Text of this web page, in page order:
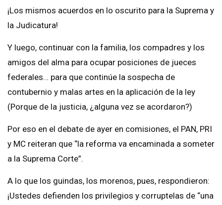
¡Los mismos acuerdos en lo oscurito para la Suprema y
la Judicatura!
Y luego, continuar con la familia, los compadres y los
amigos del alma para ocupar posiciones de jueces
federales… para que continúe la sospecha de
contubernio y malas artes en la aplicación de la ley
(Porque de la justicia, ¿alguna vez se acordaron?)
Por eso en el debate de ayer en comisiones, el PAN, PRI
y MC reiteran que “la reforma va encaminada a someter
a la Suprema Corte”.
A lo que los guindas, los morenos, pues, respondieron:
¡Ustedes defienden los privilegios y corruptelas de “una